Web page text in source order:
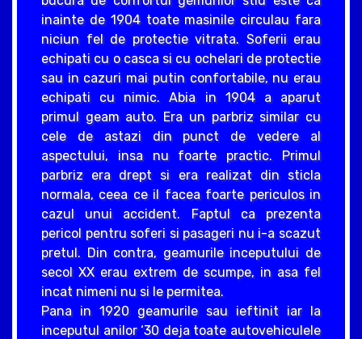
inainte de 1904 toate masinile circulau fara
niciun fel de protectie vitrata. Soferii erau
echipati cu o casca si cu ochelari de protectie
sau in cazuri mai putin confortabile, nu erau
echipati cu nimic. Abia in 1904 a aparut
primul geam auto. Era un parbriz similar cu
cele de astazi din punct de vedere al
aspectului, insa nu foarte practic. Primul
parbriz era drept si era realizat din sticla
normala, ceea ce il facea foarte periculos in
cazul unui accident. Faptul ca prezenta
pericol pentru soferi si pasageri nu i-a scazut
pretul. Din contra, geamurile inceputului de
secol XX erau extrem de scumpe, in asa fel
incat nimeni nu si le permitea.
Pana in 1920 geamurile sau ieftinit iar la
inceputul anilor ‘30 deja toate autovehiculele